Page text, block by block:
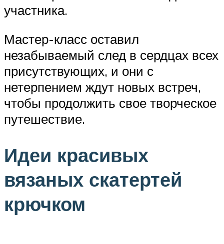
участника.
Мастер-класс оставил
незабываемый след в сердцах всех
присутствующих, и они с
нетерпением ждут новых встреч,
чтобы продолжить свое творческое
путешествие.
Идеи красивых
вязаных скатертей
крючком